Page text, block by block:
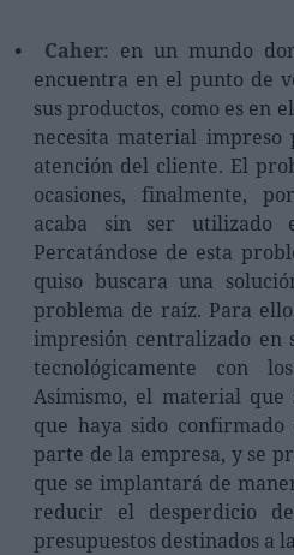
Caher: en un mundo
encuentra en el punto de
sus productos, como es en
necesita material
atención del cliente. El
ocasiones, finalmente,
acaba sin ser utilizado
Percatándose de esta
quiso buscara una
problema de raíz. Para
impresión centralizado en
tecnológicamente con
Asimismo, el material
que haya sido
parte de la empresa, y se
que se implantará de
reducir el desperdicio
presupuestos destinados a